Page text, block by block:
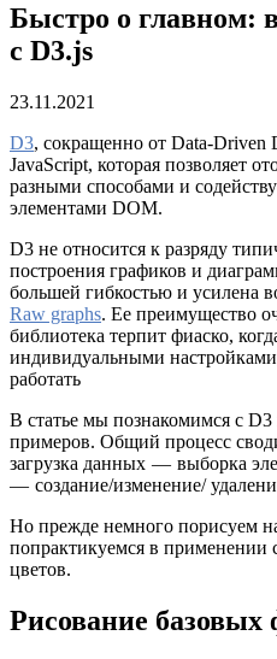
Быстро о главном:
с D3.js
23.11.2021
D3, сокращенно от Data-Driven
JavaScript, которая позволяет
разными способами и
элементами DOM.
D3 не относится к разряду
построения графиков и
большей гибкостью и усилена
Raw graphs. Ее преимущество
библиотека терпит фиаско,
индивидуальными
работать
В статье мы познакомимся с
примеров. Общий процесс
загрузка данных — выборка
— создание/изменение/
Но прежде немного порисуем
попрактикуемся в применении
цветов.
Рисование базовых